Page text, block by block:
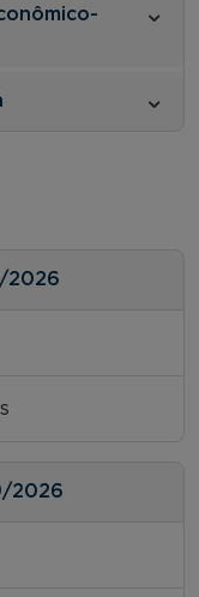
2026
2026